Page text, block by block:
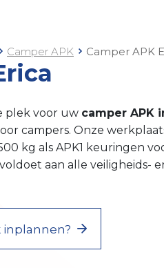
Camper APK Camper APK
plek voor uw camper APK
campers. Onze
kg als APK1 keuringen
aan alle veiligheids-
inplannen?